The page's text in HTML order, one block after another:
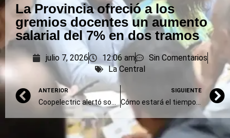
La Provincia ofreció a los
gremios docentes un aumento
salarial del 7% en dos tramos
julio 7, 2026 12:06 am
Sin Comentarios
La Central
ANTERIOR SIGUIENTE